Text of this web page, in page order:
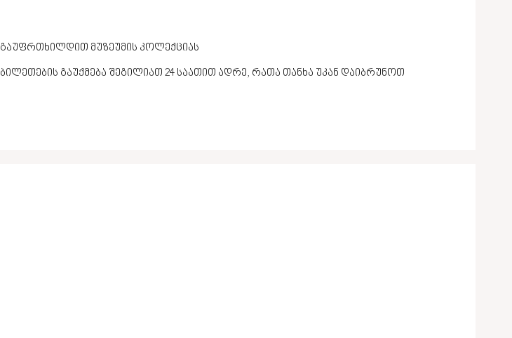
გაუფრთხილდით მუზეუმის კოლექციას
ბილეთების გაუქმება შეგილიათ 24 საათით ადრე, რათა თანხა უკან დაიბრუნოთ